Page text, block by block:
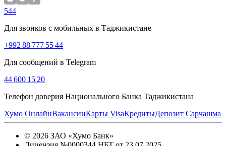
544
Для звонков с мобильных в Таджикистане
+992 88 777 55 44
Для сообщений в Telegram
44 600 15 20
Телефон доверия Национального Банка Таджикистана
Хумо ОнлайнВакансииКарты VisaКредитыДепозит Сарчашма
© 2026 ЗАО «Хумо Банк»